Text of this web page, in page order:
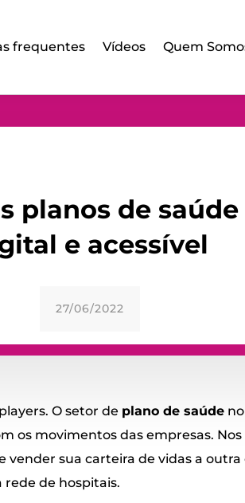
frequentes Vídeos Quem
planos de
e acessível
27/06/2022
O setor de plano de saúde
os movimentos das empresas.
sua carteira de vidas a
de hospitais.